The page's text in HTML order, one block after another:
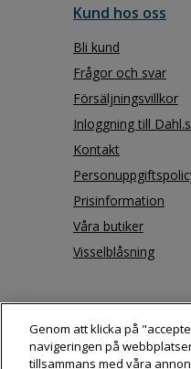
Kund hos oss
Bli kund
Frågor och svar
Försäljningsvillkor
Inloggning till
Kontakt
Prisinformation
Våra butiker
Visselblåsning
Genom att klicka på
navigeringen på
tillsammans med våra